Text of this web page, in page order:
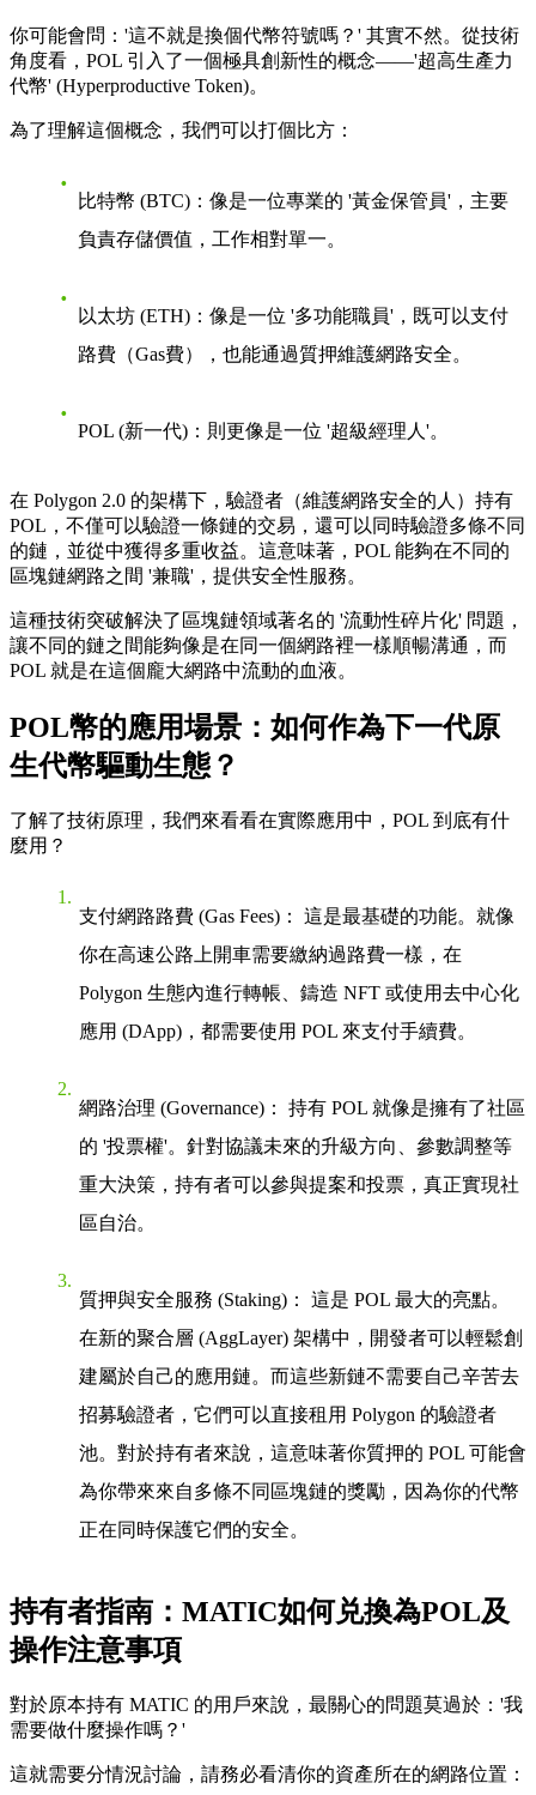
你可能會問：'這不就是換個代幣符號嗎？' 其實不然。從技術
角度看，POL 引入了一個極具創新性的概念——'超高生產力
代幣' (Hyperproductive Token)。
為了理解這個概念，我們可以打個比方：
比特幣 (BTC) ：像是一位專業的 '黃金保管員'，主要
負責存儲價值，工作相對單一。
以太坊 (ETH) ：像是一位 '多功能職員'，既可以支付
路費（Gas費），也能通過質押維護網路安全。
POL (新一代) ：則更像是一位 '超級經理人'。
在 Polygon 2.0 的架構下，驗證者（維護網路安全的人）持有
POL，不僅可以驗證一條鏈的交易，還可以同時驗證多條不同
的鏈，並從中獲得多重收益。這意味著，POL 能夠在不同的
區塊鏈網路之間 '兼職'，提供安全性服務。
這種技術突破解決了區塊鏈領域著名的 '流動性碎片化' 問題，
讓不同的鏈之間能夠像是在同一個網路裡一樣順暢溝通，而
POL 就是在這個龐大網路中流動的血液。
POL幣的應用場景：如何作為下一代原
生代幣驅動生態？
了解了技術原理，我們來看看在實際應用中，POL 到底有什
麼用？
支付網路路費 (Gas Fees) ： 這是最基礎的功能。就像
你在高速公路上開車需要繳納過路費一樣，在
Polygon 生態內進行轉帳、鑄造 NFT 或使用去中心化
應用 (DApp)，都需要使用 POL 來支付手續費。
網路治理 (Governance) ： 持有 POL 就像是擁有了社區
的 '投票權'。針對協議未來的升級方向、參數調整等
重大決策，持有者可以參與提案和投票，真正實現社
區自治。
質押與安全服務 (Staking) ： 這是 POL 最大的亮點。
在新的聚合層 (AggLayer) 架構中，開發者可以輕鬆創
建屬於自己的應用鏈。而這些新鏈不需要自己辛苦去
招募驗證者，它們可以直接租用 Polygon 的驗證者
池。對於持有者來說，這意味著你質押的 POL 可能會
為你帶來來自多條不同區塊鏈的獎勵，因為你的代幣
正在同時保護它們的安全。
持有者指南：MATIC如何兑換為POL及
操作注意事項
對於原本持有 MATIC 的用戶來說，最關心的問題莫過於：'我
需要做什麼操作嗎？'
這就需要分情況討論，請務必看清你的資產所在的網路位置：